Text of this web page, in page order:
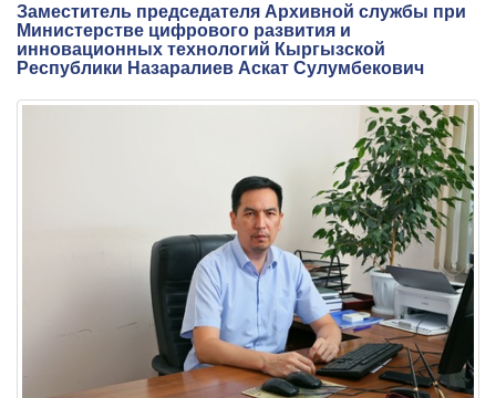
Заместитель председателя Архивной службы при
Министерстве цифрового развития и
инновационных технологий Кыргызской
Республики Назаралиев Аскат Сулумбекович